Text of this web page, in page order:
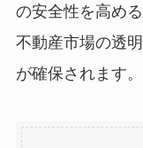
の安全性を高め
不動産市場の透
が確保されます。